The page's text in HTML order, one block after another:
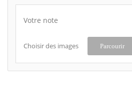
Votre note
Choisir des images Parcourir